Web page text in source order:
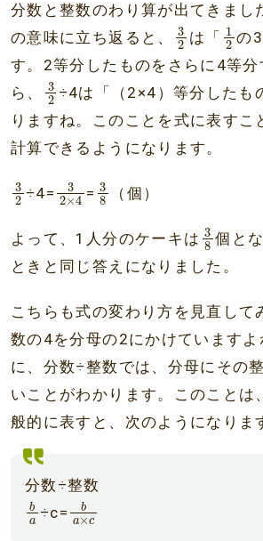
分数と整数のわり算が出てきまし
の意味に立ち返ると、
3
2
3 2は「 1
2
1 2
の
す。2等分したものをさらに4等
ら、
3
2
3 2
÷4は「（2×4）等分したも
りますね。このことを式に表すこ
計算できるようになります。
3
2
3 2
÷4=
3
2×4
32 4
= 3
8
3 （個）
よって、1人分のケーキは 3
8
3 8
個と
ときと同じ答えになりました。
こちらも式の変わり方を見直して
数の4を分母の2にかけていますよ
に、分数÷整数では、分母にその
いことがわかります。このことは
般的に表すと、次のようになりま
分数÷整数
b
a
b a
÷c=
b
a×c
ba